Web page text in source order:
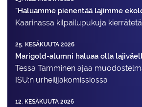
"Haluamme pienentää lajimme
Kaarinassa kilpailupukuja
25. KESÄKUUTA 2026
Marigold-alumni haluaa olla
Tessa Tamminen ajaa
ISU:n urheilija­komissiossa
12. KESÄKUUTA 2026